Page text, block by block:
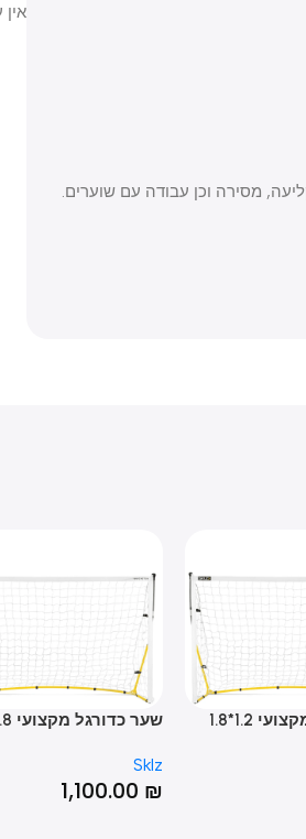
מסירה וכן עבודה עם שוערים.
אין
שער כדורגל מקצועי 1.2*1.8
שער כדורגל
Goal
1,100.00